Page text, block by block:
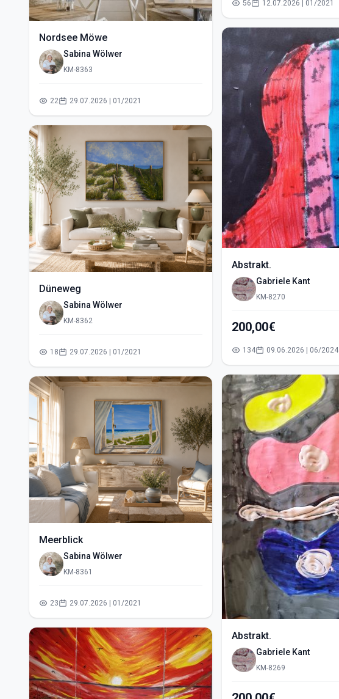
Nordsee Möwe
Sabina Wölwer
KM-8363
22 29.07.2026 | 01/2021
Düneweg
Sabina Wölwer
KM-8362
18 29.07.2026 | 01/2021
Meerblick
Sabina Wölwer
KM-8361
23 29.07.2026 | 01/2021
56 12.07.2026 | 01/2021
Abstrakt.
Gabriele Kant
KM-8270
200,00€
134 09.06.2026 | 06/2024
Abstrakt.
Gabriele Kant
KM-8269